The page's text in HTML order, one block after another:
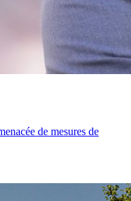
de mesures de